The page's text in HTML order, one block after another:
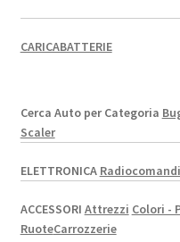
CARICABATTERIE
Cerca Auto per Categoria
Scaler
ELETTRONICA Radiocomandi
ACCESSORI Attrezzi Colori -
RuoteCarrozzerie